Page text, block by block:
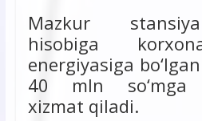
Mazkur
hisobiga
energiyasiga
40 mln so‘mga
xizmat qiladi.